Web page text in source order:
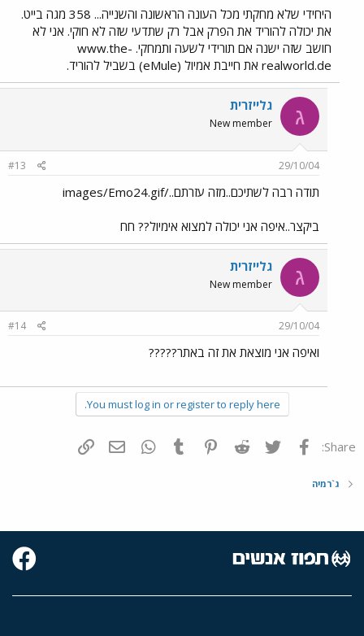
היחידי שלא מחקתי מכל העונה הראשונה והשנייה... 358 מגה בייט.
את יכולה להוריד את הפרק אבל רק שתדעי שזה לא חוקי. אני לא
חושב שזה ישנה אם תורידי לשעה ותמחקי. www.the-
realworld.de את חייבת אמיול (eMule) בשביל להוריד.
ג גלייזרית
New member
29/10/04
#13
תודה רבה לשתיכם..מזה עזרתם../images/Emo24.gif
ביקצר..איפה אני יכולה למצוא אימיול?? חח
ג גלייזרית
New member
29/10/04
#14
ואיפה אני מוצאת את זה באתר?????
You must log in or register to reply here.
Share: פייסבוק Twitter
Reddit
Pinterest
Tumblr
WhatsAppדואר אלקטרוני
ג`רמיה